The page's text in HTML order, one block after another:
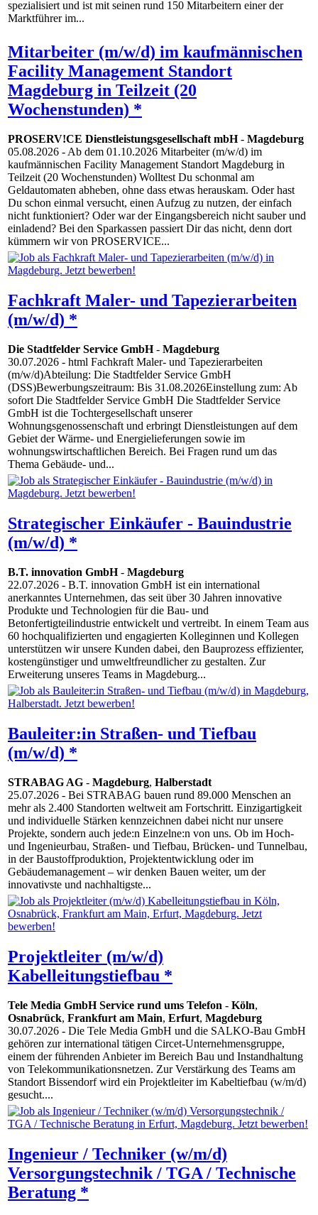
spezialisiert und ist mit seinen rund 150 Mitarbeitern einer der
Marktführer im...
Mitarbeiter (m/w/d) im kaufmännischen
Facility Management Standort
Magdeburg in Teilzeit (20
Wochenstunden) *
PROSERV!CE Dienstleistungsgesellschaft mbH- Magdeburg
05.08.2026 - Ab dem 01.10.2026 Mitarbeiter (m/w/d) im
kaufmännischen Facility Management Standort Magdeburg in
Teilzeit (20 Wochenstunden) Wolltest Du schonmal am
Geldautomaten abheben, ohne dass etwas herauskam. Oder hast
Du schon einmal versucht, einen Aufzug zu nutzen, der einfach
nicht funktioniert? Oder war der Eingangsbereich nicht sauber und
einladend? Bei den Sparkassen passiert Dir das nicht, denn dort
kümmern wir von PROSERVICE...
Fachkraft Maler- und Tapezierarbeiten
(m/w/d) *
Die Stadtfelder Service GmbH- Magdeburg
30.07.2026 - html Fachkraft Maler- und Tapezierarbeiten
(m/w/d)Abteilung: Die Stadtfelder Service GmbH
(DSS)Bewerbungszeitraum: Bis 31.08.2026Einstellung zum: Ab
sofort Die Stadtfelder Service GmbH Die Stadtfelder Service
GmbH ist die Tochtergesellschaft unserer
Wohnungsgenossenschaft und erbringt Dienstleistungen auf dem
Gebiet der Wärme- und Energielieferungen sowie im
wohnungswirtschaftlichen Bereich. Bei Fragen rund um das
Thema Gebäude- und...
Strategischer Einkäufer - Bauindustrie
(m/w/d) *
B.T. innovation GmbH- Magdeburg
22.07.2026 - B.T. innovation GmbH ist ein international
anerkanntes Unternehmen, das seit über 30 Jahren innovative
Produkte und Technologien für die Bau- und
Betonfertigteilindustrie entwickelt und vertreibt. In einem Team aus
60 hochqualifizierten und engagierten Kolleginnen und Kollegen
unterstützen wir unsere Kunden dabei, den Bauprozess effizienter,
kostengünstiger und umweltfreundlicher zu gestalten. Zur
Erweiterung unseres Teams in Magdeburg...
Bauleiter:in Straßen- und Tiefbau
(m/w/d) *
STRABAG AG - Magdeburg, Halberstadt
25.07.2026 - Bei STRABAG bauen rund 89.000 Menschen an
mehr als 2.400 Standorten weltweit am Fortschritt. Einzigartigkeit
und individuelle Stärken kennzeichnen dabei nicht nur unsere
Projekte, sondern auch jede:n Einzelne:n von uns. Ob im Hoch-
und Ingenieurbau, Straßen- und Tiefbau, Brücken- und Tunnelbau,
in der Baustoffproduktion, Projektentwicklung oder im
Gebäudemanagement – wir denken Bauen weiter, um der
innovativste und nachhaltigste...
Projektleiter (m/w/d)
Kabelleitungstiefbau *
Tele Media GmbH Service rund ums Telefon - Köln,
Osnabrück, Frankfurt am Main, Erfurt, Magdeburg
30.07.2026 - Die Tele Media GmbH und die SALKO-Bau GmbH
gehören zur international tätigen Circet-Unternehmensgruppe,
einem der führenden Anbieter im Bereich Bau und Instandhaltung
von Telekommunikationsnetzen. Zur Verstärkung des Teams am
Standort Bissendorf wird ein Projektleiter im Kabeltiefbau (w/m/d)
gesucht....
Ingenieur / Techniker (w/m/d)
Versorgungstechnik / TGA / Technische
Beratung *